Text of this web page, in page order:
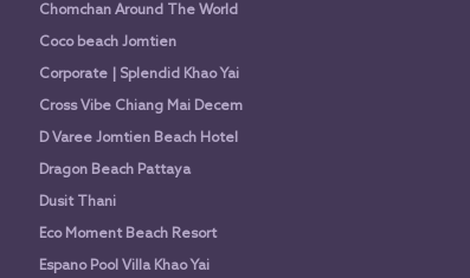
Chomchan Around The World
Coco beach Jomtien
Corporate | Splendid Khao Yai
Cross Vibe Chiang Mai Decem
D Varee Jomtien Beach Hotel
Dragon Beach Pattaya
Dusit Thani
Eco Moment Beach Resort
Espano Pool Villa Khao Yai